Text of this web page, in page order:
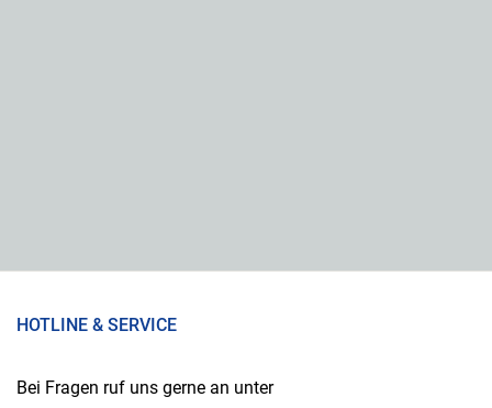
HOTLINE & SERVICE
Bei Fragen ruf uns gerne an unter